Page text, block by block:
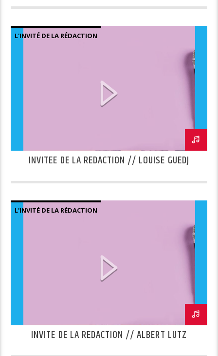
L'INVITÉ DE LA RÉDACTION
INVITEE DE LA REDACTION // LOUISE GUEDJ
L'INVITÉ DE LA RÉDACTION
INVITE DE LA REDACTION // ALBERT LUTZ